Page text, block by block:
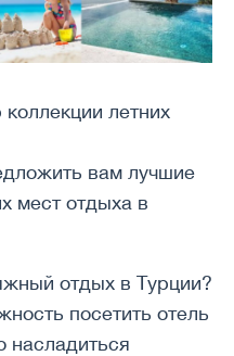
летних
вам лучшие
мест отдыха в
отдых в Турции?
посетить отель
насладиться